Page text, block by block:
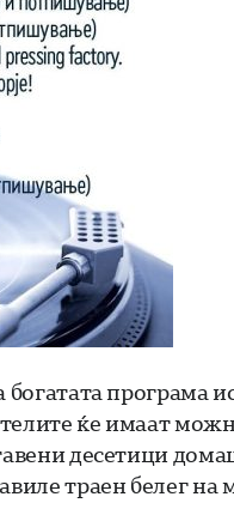
програма
ќе имаат
десетици
траен белег на